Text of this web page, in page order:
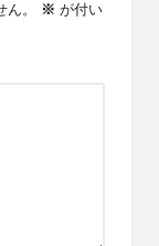
。 ※ が付い